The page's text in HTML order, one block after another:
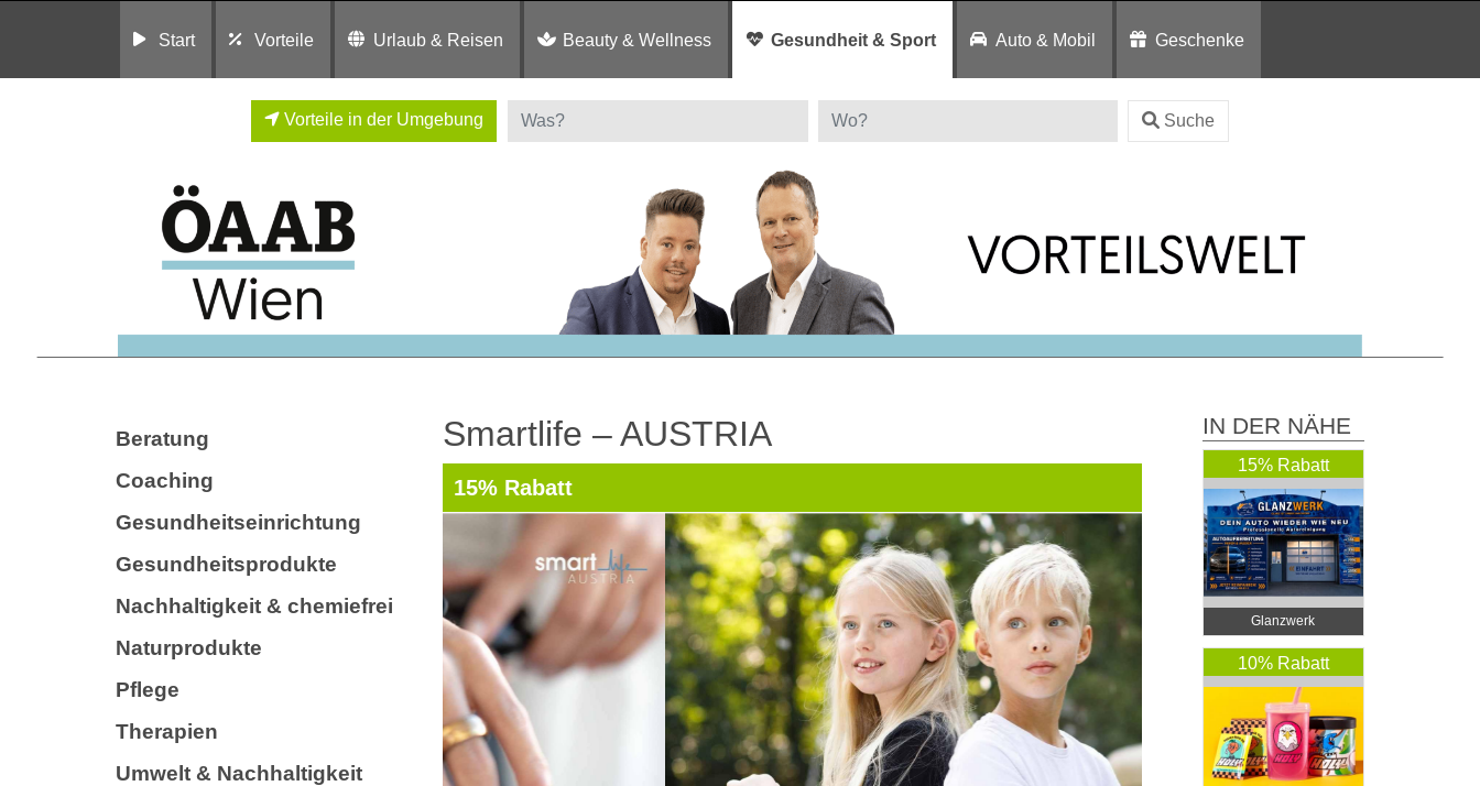
Start Vorteile Urlaub & Reisen Beauty & Wellness Gesundheit & Sport Auto & Mobil Geschenke
Vorteile in der Umgebung Suche
Beratung
Coaching
Gesundheitseinrichtung
Gesundheitsprodukte
Nachhaltigkeit & chemiefrei
Naturprodukte
Pflege
Therapien
Umwelt & Nachhaltigkeit
Smartlife – AUSTRIA
15% Rabatt
IN DER NÄHE
15% Rabatt
Glanzwerk
Autoreinigung
10% Rabatt